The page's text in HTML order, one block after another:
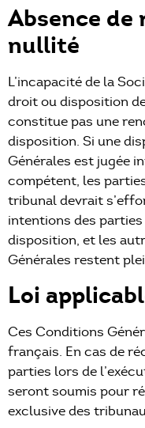
Absence
nullité
L’incapacité de la
droit ou disposition
constitue pas une
disposition. Si une
Générales est jugée
compétent, les
tribunal devrait
intentions des
disposition, et les
Générales restent
Loi
Ces Conditions
français. En cas de
parties lors de
seront soumis pour
exclusive des